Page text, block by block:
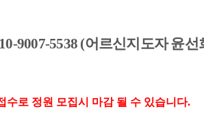
9007-5538 (어르신지도자 윤선
수로 정원 모집시 마감 될 수 있습니다.